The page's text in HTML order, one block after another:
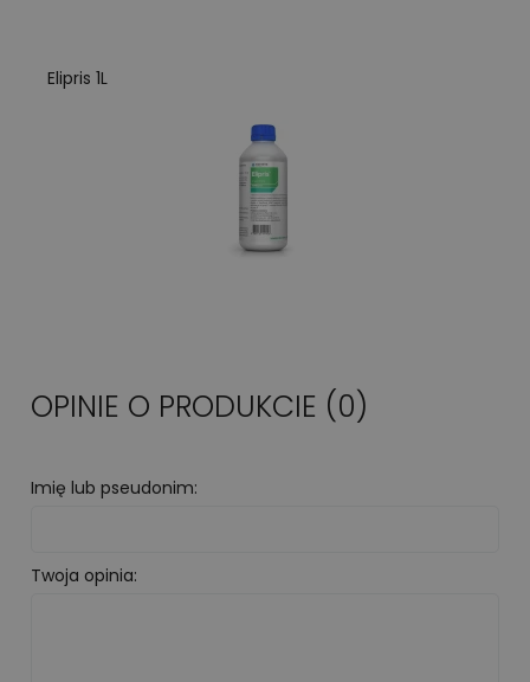
Elipris 1L
OPINIE O PRODUKCIE (0)
Imię lub pseudonim:
Twoja opinia: